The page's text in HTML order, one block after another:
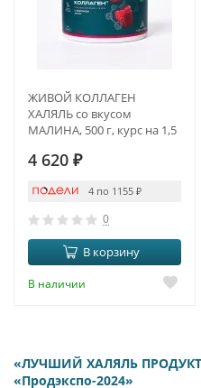
ЖИВОЙ КОЛЛАГЕН
ХАЛЯЛЬ со вкусом
МАЛИНА, 500 г, курс на 1,5
4 620 ₽
4 по 1155 ₽
0
В корзину
В наличии
«ЛУЧШИЙ ХАЛЯЛЬ
«Продэкспо-2024»